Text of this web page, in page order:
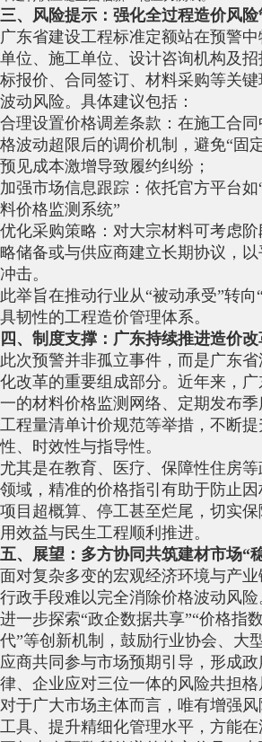
三、风险提示：强化全过程造价风险
广东省建设工程标准定额站在预警
单位、施工单位、设计咨询机构及
标报价、合同签订、材料采购等关
波动风险。具体建议包括：
合理设置价格调差条款：在施工合
格波动超限后的调价机制，避免“固
预见成本激增导致履约纠纷；
加强市场信息跟踪：依托官方平台
料价格监测系统”
优化采购策略：对大宗材料可考虑
略储备或与供应商建立长期协议，
冲击。
此举旨在推动行业从“被动承受”转向
具韧性的工程造价管理体系。
四、制度支撑：广东持续推进造价
此次预警并非孤立事件，而是广东
化改革的重要组成部分。近年来，
一的材料价格监测网络、定期发布
工程量清单计价规范等举措，不断
性、时效性与指导性。
尤其是在教育、医疗、保障性住房
领域，精准的价格指引有助于防止
项目超概算、停工甚至烂尾，切实
用效益与民生工程顺利推进。
五、展望：多方协同共筑建材市场“
面对复杂多变的宏观经济环境与产
行政手段难以完全消除价格波动风
进一步探索“政企数据共享”“价格指
代”等创新机制，鼓励行业协会、大
应商共同参与市场预期引导，形成
律、企业应对三位一体的风险共担格
对于广大市场主体而言，唯有增强
工具、提升精细化管理水平，方能在